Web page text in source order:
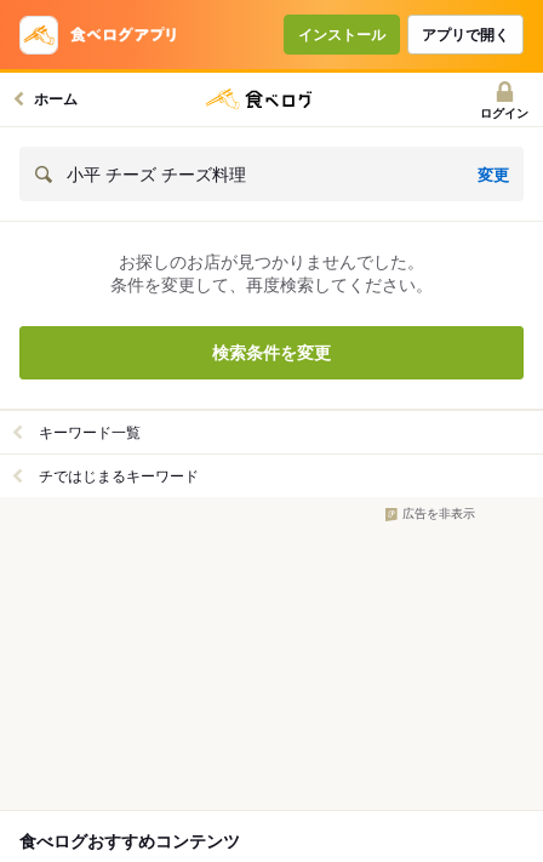
インストール アプリで開く
ホーム
ログイン
小平 チーズ チーズ料理 変更
お探しのお店が見つかりませんでした。
条件を変更して、再度検索してください。
検索条件を変更
キーワード一覧
チではじまるキーワード
広告を非表示
食べログおすすめコンテンツ